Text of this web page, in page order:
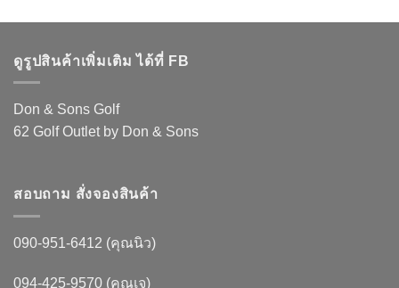
ดูรูปสินค้าเพิ่มเติม ได้ที่ FB
Don & Sons Golf
62 Golf Outlet by Don & Sons
สอบถาม สั่งจองสินค้า
090-951-6412 (คุณนิว)
094-425-9570 (คุณเจ)